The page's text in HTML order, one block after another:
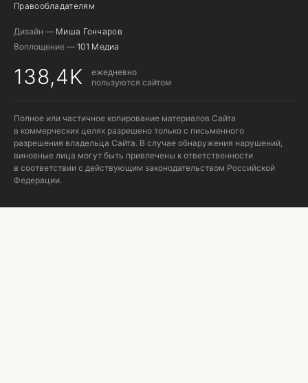
Правообладателям
Дизайн — Миша Гончаров
Воплощение — 101 Медиа
138,4K
ежедневно
пользуются сайтом
Полное или частичное копирование материалов Сайта
в коммерческих целях разрешено только с письменного
разрешения владельца Сайта. В случае обнаружения нарушений,
виновные лица могут быть привлечены к ответственности
в соответствии с действующим законодательством Российской
Федерации.